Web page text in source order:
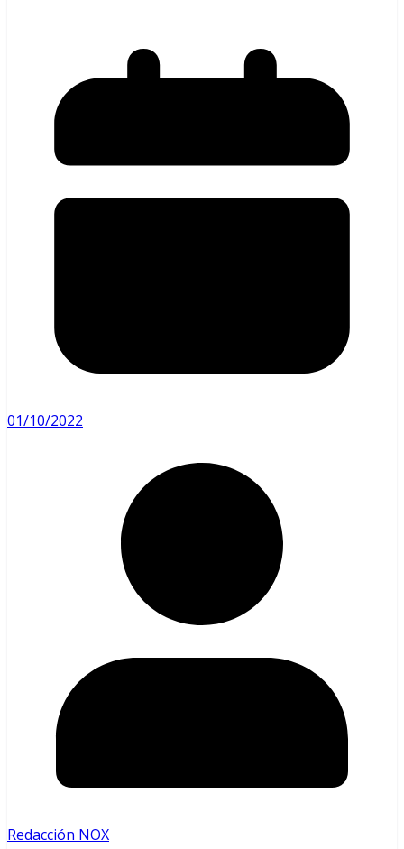
01/10/2022
Redacción NOX